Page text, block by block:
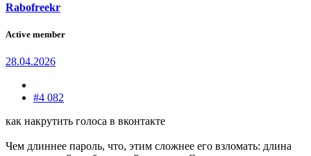
Rabofreekr
Active member
28.04.2026
#4 082
как накрутить голоса в вконтакте
Чем длиннее пароль, что, этим сложнее его взломать: длина